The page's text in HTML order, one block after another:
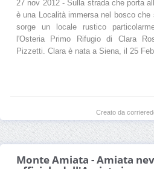
27 nov 2012 - Sulla strada che porta
è una Località immersa nel bosco
sorge un locale rustico
l'Osteria Primo Rifugio di Clara
Pizzetti. Clara è nata a Siena, il 25
Creato da
Monte Amiata - Amiata